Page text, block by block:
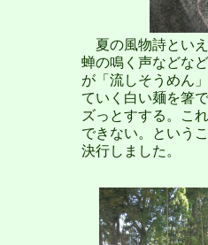
夏の風物詩といえ
蝉の鳴く声などな
が「流しそうめん
ていく白い麺を箸
ズっとすする。こ
できない。という
決行しました。